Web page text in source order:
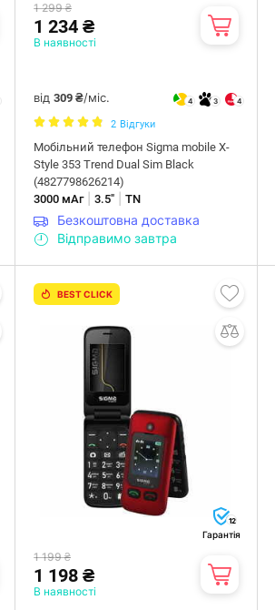
1 299 ₴
1 234 ₴
В наявності
від309 ₴/міс. 4 3 4
2 Відгуки
Мобiльний телефон Sigma mobile X-
Style 353 Trend Dual Sim Black
(4827798626214)
3000 мАг|3.5" |TN
Безкоштовна доставка
Відправимо завтра
BEST CLICK
12
Гарантія
1 199 ₴
1 198 ₴
В наявності